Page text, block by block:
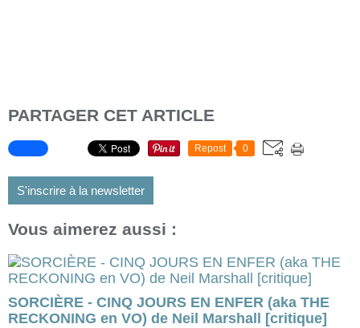
PARTAGER CET ARTICLE
Repost 0
S'inscrire à la newsletter
Vous aimerez aussi :
SORCIÈRE - CINQ JOURS EN ENFER (aka THE
RECKONING en VO) de Neil Marshall [critique]